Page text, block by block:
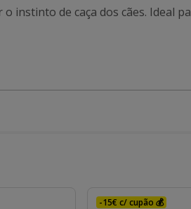
instinto de caça dos cães. Ideal
-15€ c/ cupão 💰